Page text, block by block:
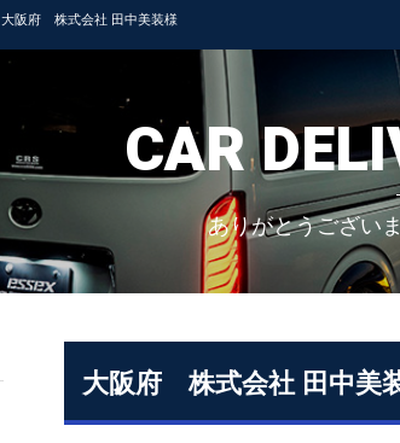
大阪府 株式会社 田中美装様
CAR
ありがとうござい
大阪府 株式会社 田中美